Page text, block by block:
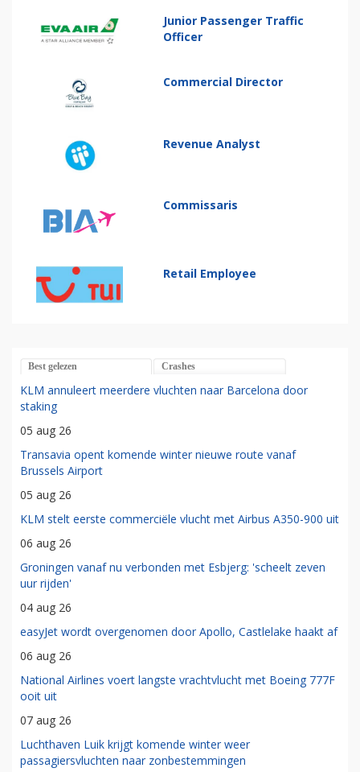
Junior Passenger Traffic
Officer
Commercial Director
Revenue Analyst
Commissaris
Retail Employee
Best gelezen Crashes
KLM annuleert meerdere vluchten naar Barcelona door
staking
05 aug 26
Transavia opent komende winter nieuwe route vanaf
Brussels Airport
05 aug 26
KLM stelt eerste commerciële vlucht met Airbus A350-900 uit
06 aug 26
Groningen vanaf nu verbonden met Esbjerg: 'scheelt zeven
uur rijden'
04 aug 26
easyJet wordt overgenomen door Apollo, Castlelake haakt af
06 aug 26
National Airlines voert langste vrachtvlucht met Boeing 777F
ooit uit
07 aug 26
Luchthaven Luik krijgt komende winter weer
passagiersvluchten naar zonbestemmingen